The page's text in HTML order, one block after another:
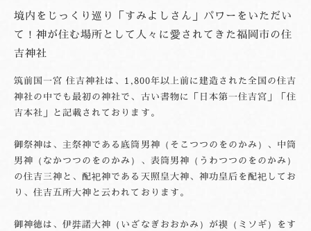
境内をじっくり巡り「すみよしさん」パワーをいただい
て！神が住む場所として人々に愛されてきた福岡市の住
吉神社
筑前国一宮 住吉神社は、1,800年以上前に建造された全国の住吉
神社の中でも最初の神社で、古い書物に「日本第一住吉宮」「住
吉本社」と記載されております。
御祭神は、主祭神である底筒男神（そこつつのをのかみ）、中筒
男神（なかつつのをのかみ）、表筒男神（うわつつのをのかみ）
の住吉三神と、配祀神である天照皇大神、神功皇后を配祀してお
り、住吉五所大神と云われております。
御神徳は、伊弉諾大神（いざなぎおおかみ）が禊（ミソギ）をす